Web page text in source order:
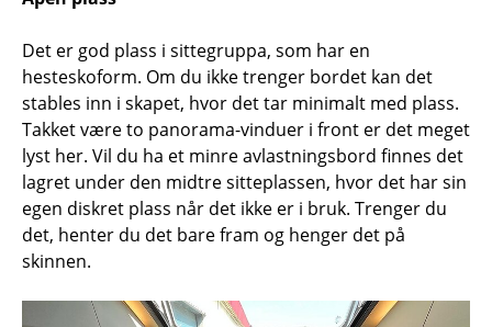
Det er god plass i sittegruppa, som har en
hesteskoform. Om du ikke trenger bordet kan det
stables inn i skapet, hvor det tar minimalt med plass.
Takket være to panorama-vinduer i front er det meget
lyst her. Vil du ha et minre avlastningsbord finnes det
lagret under den midtre sitteplassen, hvor det har sin
egen diskret plass når det ikke er i bruk. Trenger du
det, henter du det bare fram og henger det på
skinnen.